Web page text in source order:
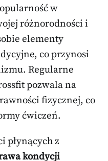
w
różnorodności i
elementy
co przynosi
Regularne
pozwala na
fizycznej, co
ćwiczeń.
płynących z
kondycji